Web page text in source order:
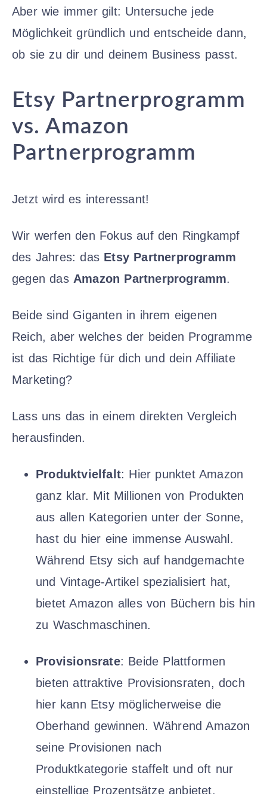
Aber wie immer gilt: Untersuche jede
Möglichkeit gründlich und entscheide dann,
ob sie zu dir und deinem Business passt.
Etsy Partnerprogramm
vs. Amazon
Partnerprogramm
Jetzt wird es interessant!
Wir werfen den Fokus auf den Ringkampf
des Jahres: das Etsy Partnerprogramm
gegen das Amazon Partnerprogramm.
Beide sind Giganten in ihrem eigenen
Reich, aber welches der beiden Programme
ist das Richtige für dich und dein Affiliate
Marketing?
Lass uns das in einem direkten Vergleich
herausfinden.
Produktvielfalt: Hier punktet Amazon
ganz klar. Mit Millionen von Produkten
aus allen Kategorien unter der Sonne,
hast du hier eine immense Auswahl.
Während Etsy sich auf handgemachte
und Vintage-Artikel spezialisiert hat,
bietet Amazon alles von Büchern bis hin
zu Waschmaschinen.
Provisionsrate: Beide Plattformen
bieten attraktive Provisionsraten, doch
hier kann Etsy möglicherweise die
Oberhand gewinnen. Während Amazon
seine Provisionen nach
Produktkategorie staffelt und oft nur
einstellige Prozentsätze anbietet,